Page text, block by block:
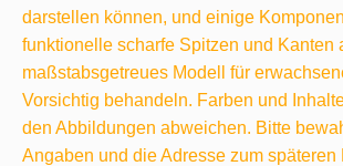
darstellen können, und einige
funktionelle scharfe Spitzen und Kanten
maßstabsgetreues Modell für
Vorsichtig behandeln. Farben und
den Abbildungen abweichen. Bitte
Angaben und die Adresse zum späteren